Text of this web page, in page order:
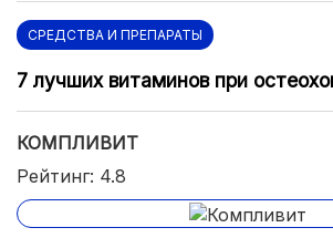
СРЕДСТВА И ПРЕПАРАТЫ
7 лучших витаминов при
КОМПЛИВИТ
Рейтинг: 4.8